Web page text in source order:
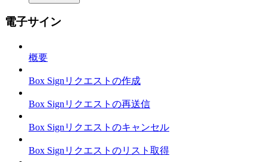
電子サイン
概要
Box Signリクエストの作成
Box Signリクエストの再送信
Box Signリクエストのキャンセル
Box Signリクエストのリスト取得